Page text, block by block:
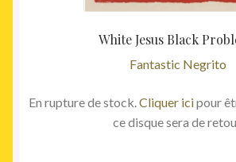
White Jesus Black
Fantastic Negrito
En rupture de stock. Cliquer icipour
ce disque sera de
produit